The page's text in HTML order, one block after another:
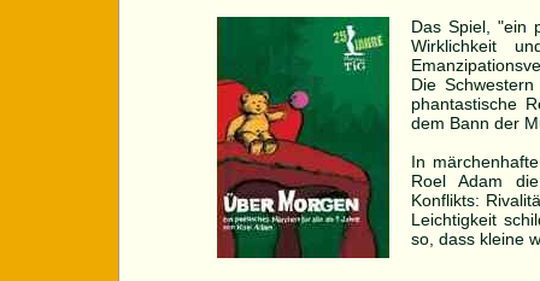
Das Spiel, "ein
Wirklichkeit
Die
phantastische
dem Bann der
In
Roel Adam
Konflikts:
Leichtigkeit
so, dass kleine